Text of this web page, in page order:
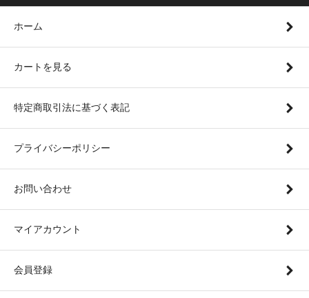
ホーム
カートを見る
特定商取引法に基づく表記
プライバシーポリシー
お問い合わせ
マイアカウント
会員登録